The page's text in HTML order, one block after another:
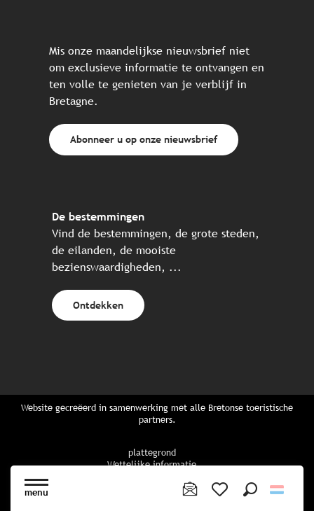
menu
Mis onze maandelijkse nieuwsbrief niet
om exclusieve informatie te ontvangen en
ten volle te genieten van je verblijf in
Bretagne.
Abonneer u op onze nieuwsbrief
De bestemmingen
Vind de bestemmingen, de grote steden,
de eilanden, de mooiste
bezienswaardigheden, ...
Ontdekken
Website gecreëerd in samenwerking met alle Bretonse toeristische
partners.
plattegrond
Wettelijke informatie